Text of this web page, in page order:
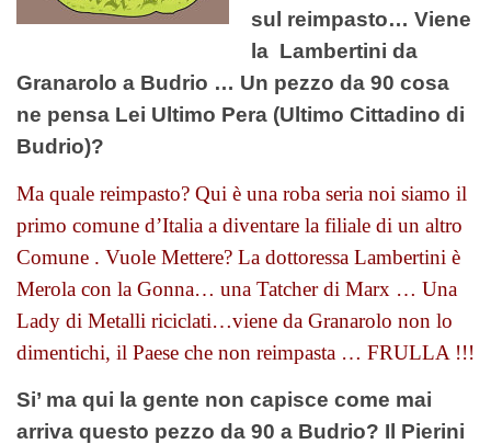
sul reimpasto… Viene
la Lambertini da
Granarolo a Budrio … Un pezzo da 90 cosa
ne pensa Lei Ultimo Pera (Ultimo Cittadino di
Budrio)?
Ma quale reimpasto? Qui è una roba seria noi siamo il
primo comune d’Italia a diventare la filiale di un altro
Comune . Vuole Mettere? La dottoressa Lambertini è
Merola con la Gonna… una Tatcher di Marx … Una
Lady di Metalli riciclati…viene da Granarolo non lo
dimentichi, il Paese che non reimpasta … FRULLA !!!
Si’ ma qui la gente non capisce come mai
arriva questo pezzo da 90 a Budrio? Il Pierini